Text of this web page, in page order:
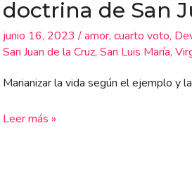
doctrina de San
junio 16, 2023/amor, cuarto voto,
San Juan de la Cruz, San Luis María,
Marianizar la vida según el ejemplo y
Leer más »